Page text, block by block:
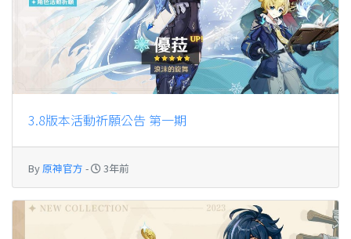
3.8版本活動祈願公告 第一期
By 原神官方 - 3年前